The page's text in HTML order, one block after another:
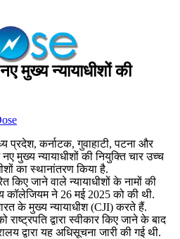
मुख्य न्यायाधीशों की
प्रदेश, कर्नाटक, गुवाहाटी, पटना और
मुख्य न्यायाधीशों की नियुक्ति चार उच्च
का स्थानांतरण किया है.
किए जाने वाले न्यायाधीशों के नामों की
कॉलेजियम ने 26 मई 2025 को की थी.
के मुख्य न्यायाधीश (CJI) करते हैं.
द्वारा स्वीकार किए जाने के बाद
द्वारा यह अधिसूचना जारी की गई थी.